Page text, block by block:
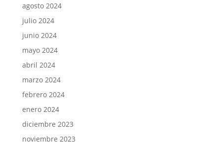
agosto 2024
julio 2024
junio 2024
mayo 2024
abril 2024
marzo 2024
febrero 2024
enero 2024
diciembre 2023
noviembre 2023